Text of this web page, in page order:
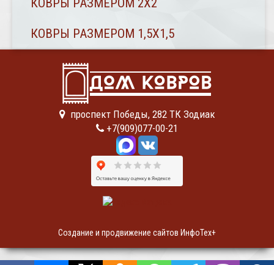
КОВРЫ РАЗМЕРОМ 2Х2
КОВРЫ РАЗМЕРОМ 1,5Х1,5
проспект Победы, 282 ТК Зодиак
+7(909)077-00-21
Создание и продвижение сайтов ИнфоТех+